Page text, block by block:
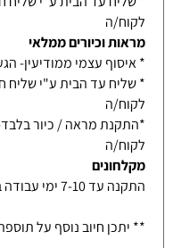
לקוח/ה
מראות וכיורים ממלאי
* איסוף עצמי ממודיעין- הגעה
לקוח/ה
לקוח/ה
מקלחונים
התקנה עד 7-10 ימי עבודה בבית לקוח/ה
** יתכן חיוב נוסף על